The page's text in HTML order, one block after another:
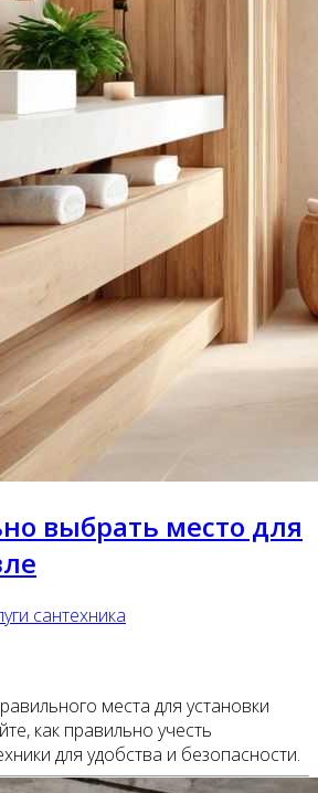
выбрать место для
сантехника
места для установки
как правильно учесть
для удобства и безопасности.